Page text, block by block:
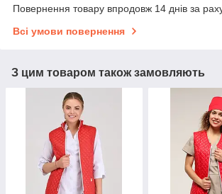
Повернення товару впродовж 14 днів за
Всі умови повернення
З цим товаром також замовляють